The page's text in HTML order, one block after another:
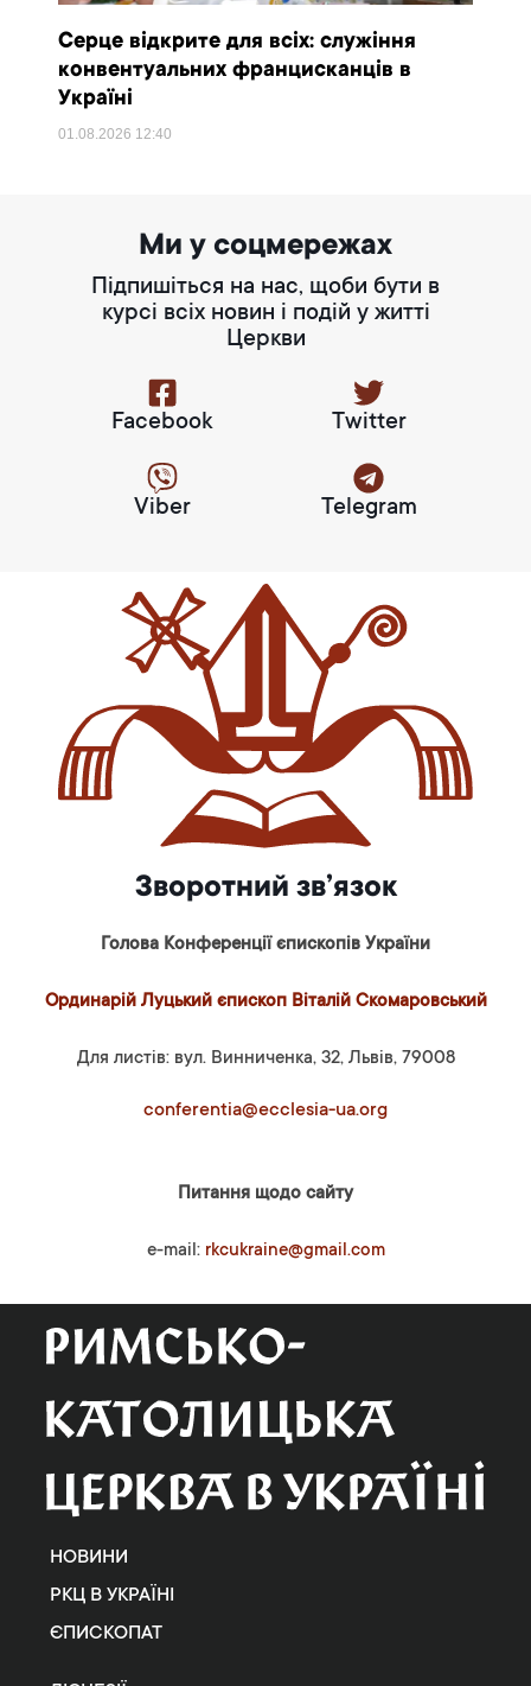
Серце відкрите для всіх: служіння
конвентуальних францисканців в
Україні
01.08.2026 12:40
Ми у соцмережах
Підпишіться на нас, щоби бути в
курсі всіх новин і подій у житті
Церкви
Facebook Twitter
Viber Telegram
Зворотний зв’язок
Голова Конференції єпископів України
Ординарій Луцький єпископ Віталій Скомаровський
Для листів: вул. Винниченка, 32, Львів, 79008
conferentia@ecclesia-ua.org
Питання щодо сайту
e-mail: rkcukraine@gmail.com
НОВИНИ
РКЦ В УКРАЇНІ
ЄПИСКОПАТ